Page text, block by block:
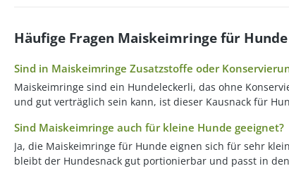
Häufige Fragen Maiskeimringe für Hunde
Sind in Maiskeimringe Zusatzstoffe oder
Maiskeimringe sind ein Hundeleckerli, das ohne
und gut verträglich sein kann, ist dieser Kausnack für
Sind Maiskeimringe auch für kleine Hunde geeignet?
Ja, die Maiskeimringe für Hunde eignen sich für sehr
bleibt der Hundesnack gut portionierbar und passt in